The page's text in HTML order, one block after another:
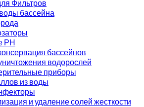
Фильтров
бассейна
РН
бассейнов
водорослей
приборы
из воды
и удаление солей жесткости